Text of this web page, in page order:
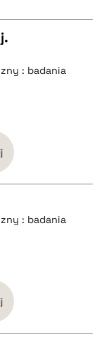
: badania
: badania